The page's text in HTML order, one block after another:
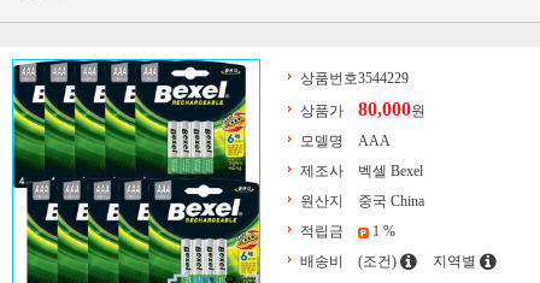
상품번호3544229
상품가
80,000원
모델명
AAA
제조사
벡셀 Bexel
원산지
중국 China
적립금
1 %
배송비
(조건) 지역별